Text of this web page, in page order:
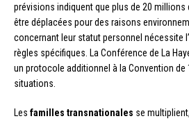
prévisions indiquent que plus de 20
être déplacées pour des raisons
concernant leur statut personnel nécessite
règles spécifiques. La Conférence de La
un protocole additionnel à la Convention de
situations.
Les familles transnationales se